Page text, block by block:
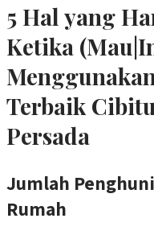
5 Hal yang
Ketika
Terbaik
Persada
Jumlah
Rumah